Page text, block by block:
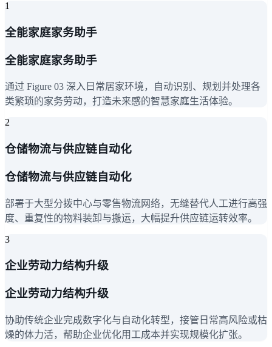
1
全能家庭家务助手
全能家庭家务助手
通过 Figure 03 深入日常居家环境，自动识别、规划并处理各
类繁琐的家务劳动，打造未来感的智慧家庭生活体验。
2
仓储物流与供应链自动化
仓储物流与供应链自动化
部署于大型分拨中心与零售物流网络，无缝替代人工进行高强
度、重复性的物料装卸与搬运，大幅提升供应链运转效率。
3
企业劳动力结构升级
企业劳动力结构升级
协助传统企业完成数字化与自动化转型，接管日常高风险或枯
燥的体力活，帮助企业优化用工成本并实现规模化扩张。